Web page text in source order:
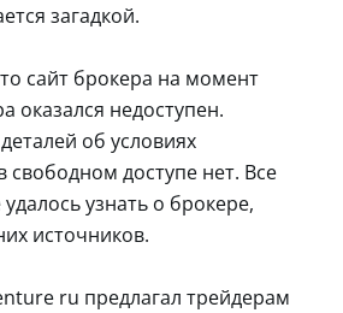
загадкой.
сайт брокера на момент
оказался недоступен.
об условиях
свободном доступе нет. Все
узнать о брокере,
источников.
ru предлагал трейдерам